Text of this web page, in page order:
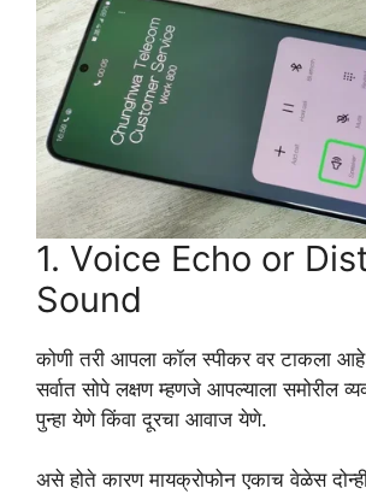
1. Voice Echo or
Sound
कोणी तरी आपला कॉल स्पीकर वर टाकला
सर्वात सोपे लक्षण म्हणजे आपल्याला समोरील
पुन्हा येणे किंवा दूरचा आवाज येणे.
असे होते कारण मायक्रोफोन एकाच वेळेस